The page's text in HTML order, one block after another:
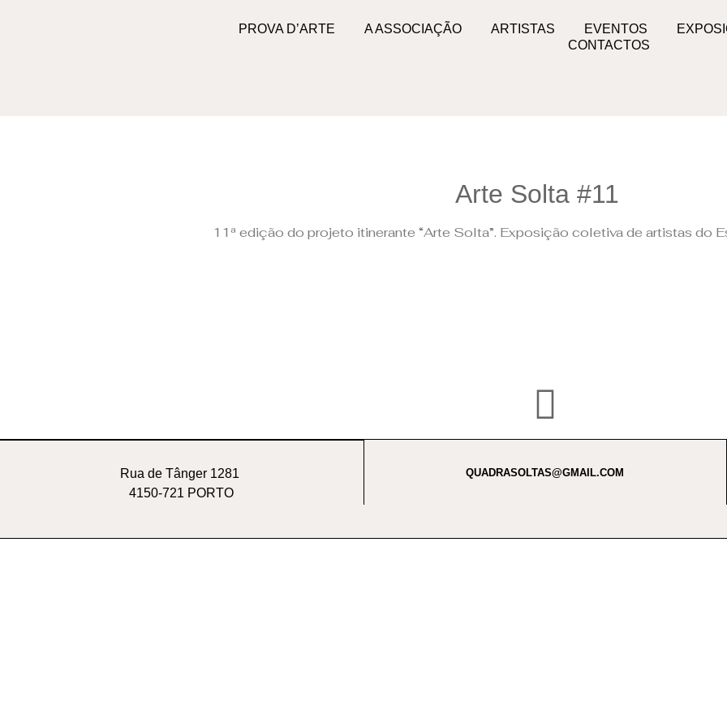
PROVA D’ARTE A ASSOCIAÇÃO ARTISTAS EVENTOS
CONTACTOS
Arte Solta #11
11ª edição do projeto itinerante “Arte Solta”. Exposição coletiva de artistas do
Rua de Tânger 1281
4150-721 PORTO
QUADRASOLTAS@GMAIL.COM